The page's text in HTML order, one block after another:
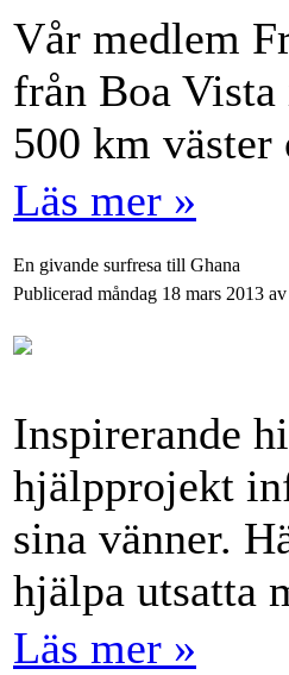
Vår medlem
från Boa
500 km
Läs mer »
En givande surfresa till Ghana
Publicerad måndag 18 mars 2013
Inspirerande
hjälpprojekt
sina vänner.
hjälpa utsatta
Läs mer »